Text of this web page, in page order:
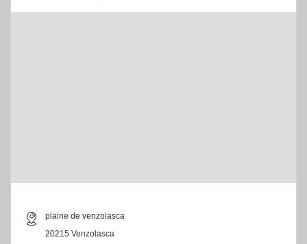
plaine de venzolasca
20215 Venzolasca